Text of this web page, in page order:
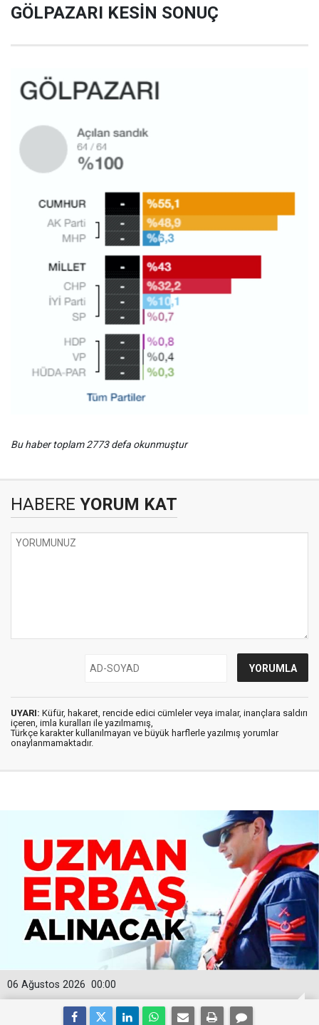
GÖLPAZARI KESİN SONUÇ
Bu haber toplam 2773 defa okunmuştur
HABERE YORUM KAT
UYARI: Küfür, hakaret, rencide edici cümleler veya imalar, inançlara saldırı
içeren, imla kuralları ile yazılmamış,
Türkçe karakter kullanılmayan ve büyük harflerle yazılmış yorumlar
onaylanmamaktadır.
00:00
06 Ağustos 2026